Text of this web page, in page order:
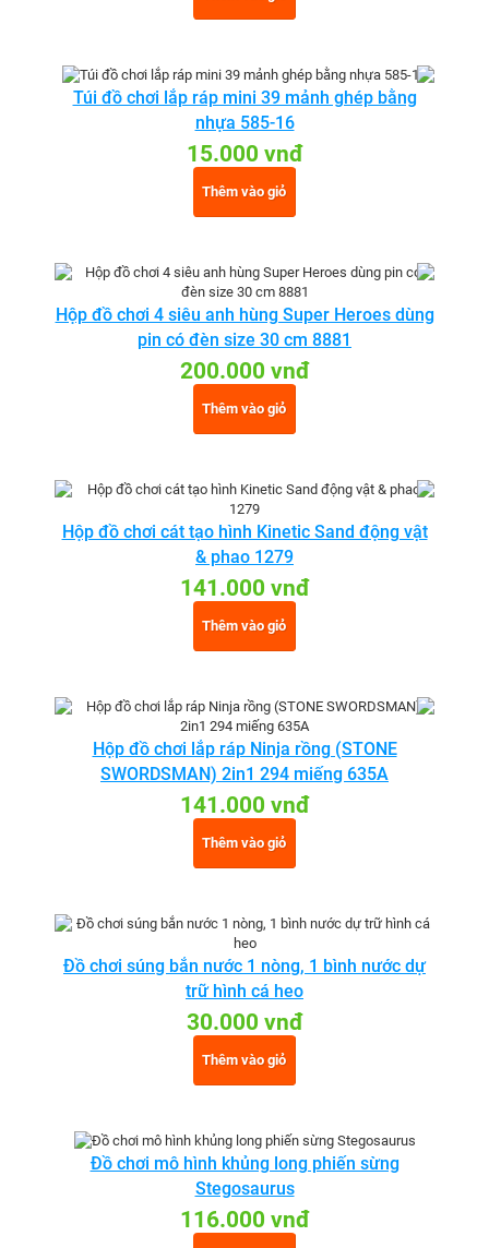
Túi đồ chơi lắp ráp mini 39 mảnh ghép bằng
nhựa 585-16
15.000 vnđ
Thêm vào giỏ
Hộp đồ chơi 4 siêu anh hùng Super Heroes dùng
pin có đèn size 30 cm 8881
200.000 vnđ
Thêm vào giỏ
Hộp đồ chơi cát tạo hình Kinetic Sand động vật
& phao 1279
141.000 vnđ
Thêm vào giỏ
Hộp đồ chơi lắp ráp Ninja rồng (STONE
SWORDSMAN) 2in1 294 miếng 635A
141.000 vnđ
Thêm vào giỏ
Đồ chơi súng bắn nước 1 nòng, 1 bình nước dự
trữ hình cá heo
30.000 vnđ
Thêm vào giỏ
Đồ chơi mô hình khủng long phiến sừng
Stegosaurus
116.000 vnđ